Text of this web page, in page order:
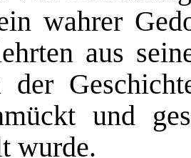
wahrer
aus
der
und
wurde.